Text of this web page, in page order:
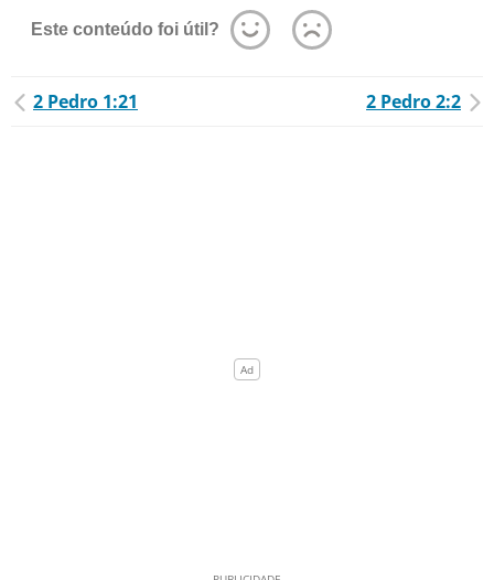
Este conteúdo foi útil?
2 Pedro 1:21 2 Pedro 2:2